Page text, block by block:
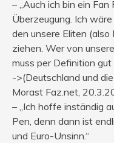
– „Auch ich bin ein Fan
Überzeugung. Ich
den unsere Eliten (also
ziehen. Wer von
muss per Definition gut
->(Deutschland und
Morast Faz.net,
– „Ich hoffe inständig
Pen, denn dann ist
und Euro-Unsinn.“